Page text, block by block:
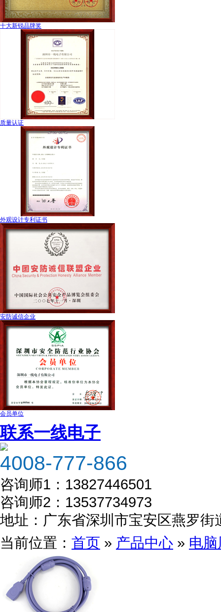
十大新锐品牌奖
质量认证
外观设计专利证书
安防诚信企业
会员单位
联系一线电子
4008-777-866
咨询师1： 13827446501
咨询师2： 13537734973
地址： 广东省深圳市宝安区燕罗
当前位置： 首页 » 产品中心 » 电